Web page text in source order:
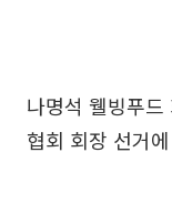
나명석 웰빙푸
협회 회장 선거